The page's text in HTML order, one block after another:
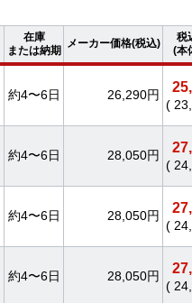
在庫
または納期
メーカー価格(税込)
税
(本
約4〜6日 26,290円
(
約4〜6日 28,050円
(
約4〜6日 28,050円
(
約4〜6日 28,050円
(